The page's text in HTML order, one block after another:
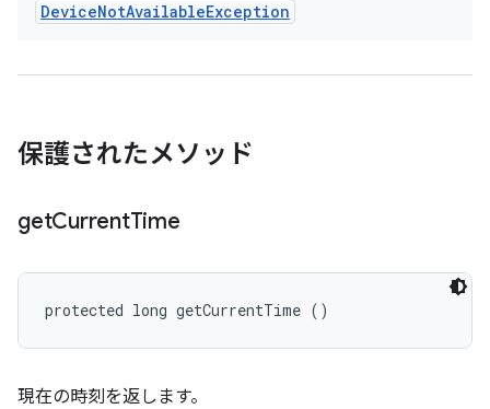
DeviceNotAvailableException
保護されたメソッド
getCurrentTime
protected long getCurrentTime ()
現在の時刻を返します。